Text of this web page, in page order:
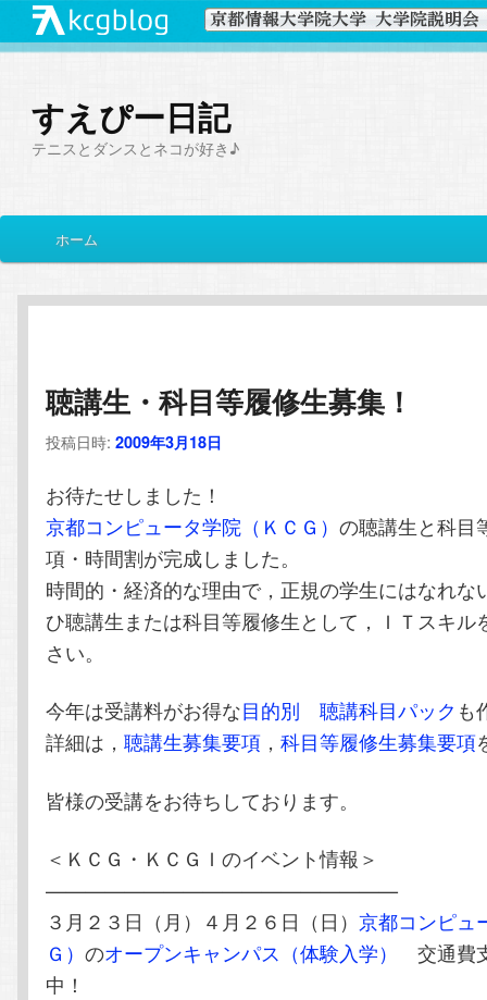
すえぴー日記
テニスとダンスとネコが好き♪
イ
メ
イ
コ
ン
テ
ン
ツ
へ
移
サ
ブ
ン
テ
ン
ツ
へ
移
動
ホーム
聴講生・科目等履修生募集！
投稿日時:2009年3月18日
お待たせしました！
京都コンピュータ学院（ＫＣＧ）の聴講生と科目
項・時間割が完成しました。
時間的・経済的な理由で，正規の学生にはなれな
ひ聴講生または科目等履修生として，ＩＴスキル
さい。
今年は受講料がお得な目的別 聴講科目パック も
詳細は，聴講生募集要項 ，科目等履修生募集要項
皆様の受講をお待ちしております。
＜ＫＣＧ・ＫＣＧＩのイベント情報＞
——————————————————
３月２３日（月）４月２６日（日）京都コンピュ
Ｇ）のオープンキャンパス（体験入学）
交通費
中！